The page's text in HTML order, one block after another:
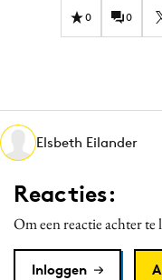
Influencer marketing
Media
Merkstrategie
PR
Programmatic
Purpose Marketing
Reputatie & crisis
0 0
Elsbeth Eilander
Reacties:
Om een reactie achter te
Inloggen